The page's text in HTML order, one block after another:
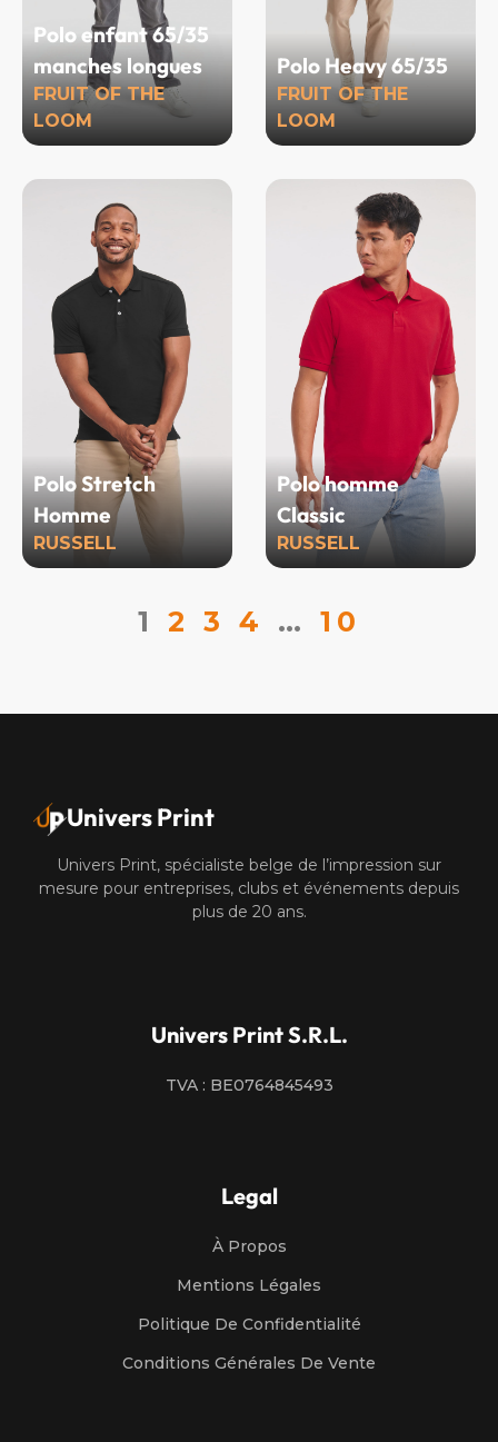
Polo enfant 65/35
manches longues
FRUIT OF THE
LOOM
Polo Heavy 65/35
FRUIT OF THE
LOOM
Polo Stretch
Homme
RUSSELL
Polo homme
Classic
RUSSELL
1 2 3 4 … 10
Univers Print
Univers Print, spécialiste belge de l’impression sur
mesure pour entreprises, clubs et événements depuis
plus de 20 ans.
Univers Print S.R.L.
TVA : BE0764845493
Legal
À Propos
Mentions Légales
Politique De Confidentialité
Conditions Générales De Vente